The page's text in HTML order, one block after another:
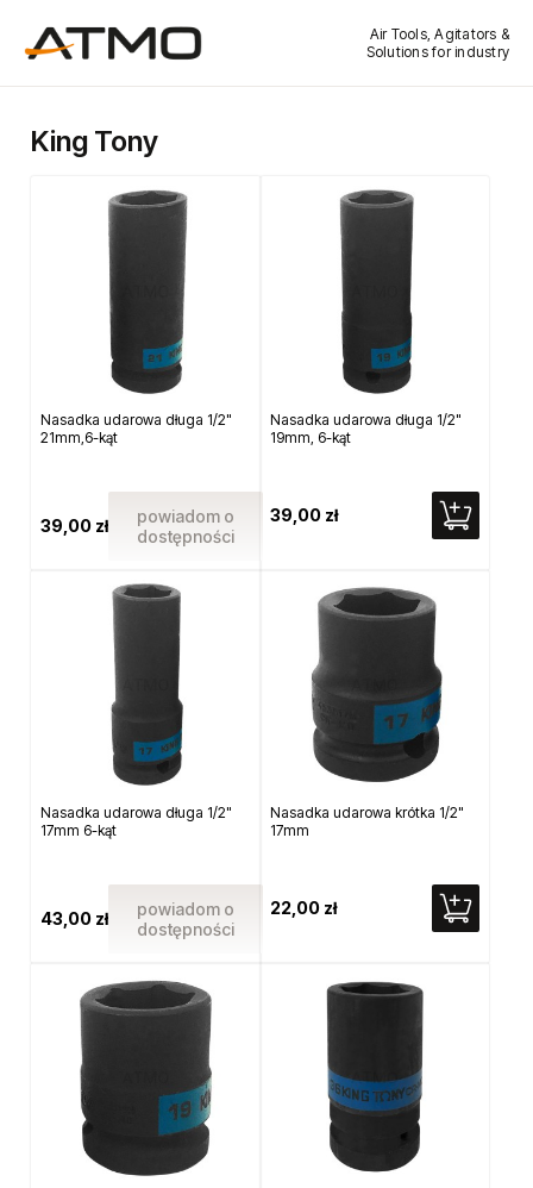
Air Tools, Agitators &
Solutions for industry
King Tony
Nasadka udarowa długa 1/2"
21mm,6-kąt
39,00 zł
powiadom o
dostępności
Nasadka udarowa długa 1/2"
19mm, 6-kąt
39,00 zł
Nasadka udarowa długa 1/2"
17mm 6-kąt
43,00 zł
powiadom o
dostępności
Nasadka udarowa krótka 1/2"
17mm
22,00 zł